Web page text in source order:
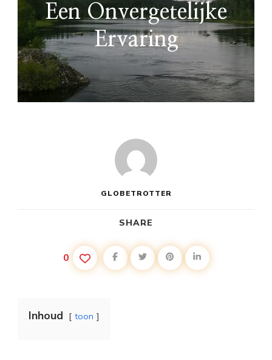
Een Onvergetelijke
Ervaring
GLOBETROTTER
SHARE
0
Inhoud toon